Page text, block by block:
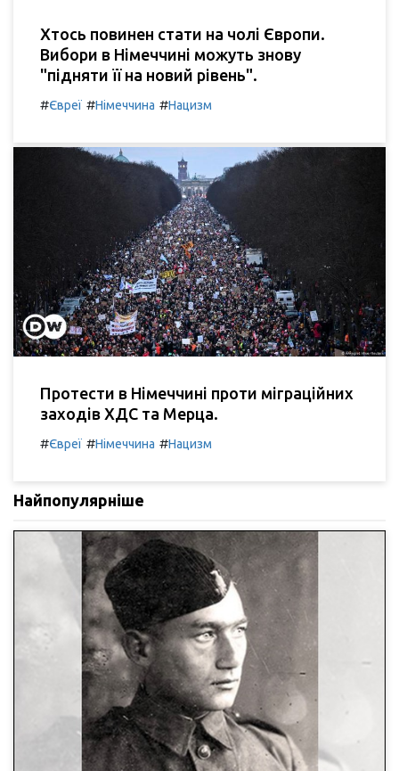
Хтось повинен стати на чолі Європи.
Вибори в Німеччині можуть знову
"підняти її на новий рівень".
#Євреї #Німеччина #Нацизм
Протести в Німеччині проти міграційних
заходів ХДС та Мерца.
#Євреї #Німеччина #Нацизм
Найпопулярніше